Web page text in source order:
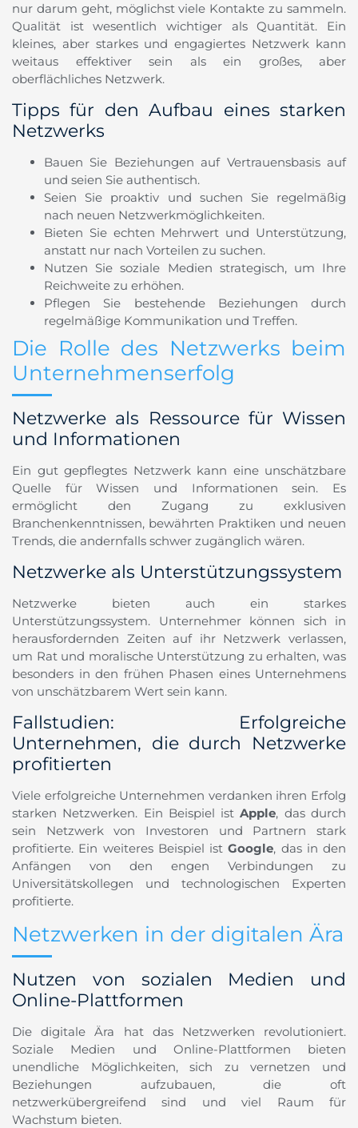
nur darum geht, möglichst viele Kontakte zu sammeln.
Qualität ist wesentlich wichtiger als Quantität. Ein
kleines, aber starkes und engagiertes Netzwerk kann
weitaus effektiver sein als ein großes, aber
oberflächliches Netzwerk.
Tipps für den Aufbau eines starken
Netzwerks
Bauen Sie Beziehungen auf Vertrauensbasis auf
und seien Sie authentisch.
Seien Sie proaktiv und suchen Sie regelmäßig
nach neuen Netzwerkmöglichkeiten.
Bieten Sie echten Mehrwert und Unterstützung,
anstatt nur nach Vorteilen zu suchen.
Nutzen Sie soziale Medien strategisch, um Ihre
Reichweite zu erhöhen.
Pflegen Sie bestehende Beziehungen durch
regelmäßige Kommunikation und Treffen.
Die Rolle des Netzwerks beim
Unternehmenserfolg
Netzwerke als Ressource für Wissen
und Informationen
Ein gut gepflegtes Netzwerk kann eine unschätzbare
Quelle für Wissen und Informationen sein. Es
ermöglicht den Zugang zu exklusiven
Branchenkenntnissen, bewährten Praktiken und neuen
Trends, die andernfalls schwer zugänglich wären.
Netzwerke als Unterstützungssystem
Netzwerke bieten auch ein starkes
Unterstützungssystem. Unternehmer können sich in
herausfordernden Zeiten auf ihr Netzwerk verlassen,
um Rat und moralische Unterstützung zu erhalten, was
besonders in den frühen Phasen eines Unternehmens
von unschätzbarem Wert sein kann.
Fallstudien: Erfolgreiche
Unternehmen, die durch Netzwerke
profitierten
Viele erfolgreiche Unternehmen verdanken ihren Erfolg
starken Netzwerken. Ein Beispiel istApple, das durch
sein Netzwerk von Investoren und Partnern stark
profitierte. Ein weiteres Beispiel istGoogle, das in den
Anfängen von den engen Verbindungen zu
Universitätskollegen und technologischen Experten
profitierte.
Netzwerken in der digitalen Ära
Nutzen von sozialen Medien und
Online-Plattformen
Die digitale Ära hat das Netzwerken revolutioniert.
Soziale Medien und Online-Plattformen bieten
unendliche Möglichkeiten, sich zu vernetzen und
Beziehungen aufzubauen, die oft
netzwerkübergreifend sind und viel Raum für
Wachstum bieten.